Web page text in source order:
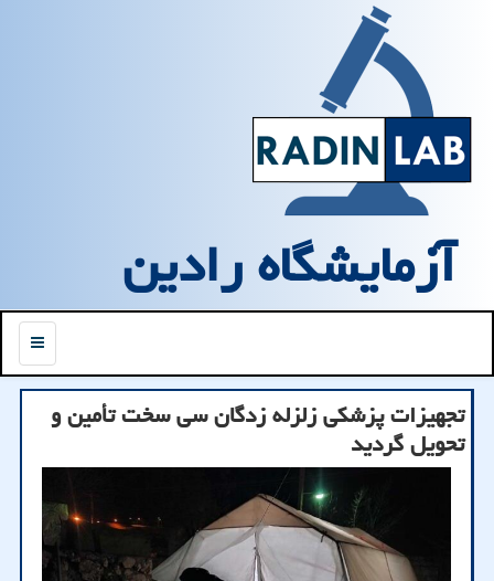
آزمایشگاه رادین
منو
تجهیزات پزشكی زلزله زدگان سی سخت تأمین و
تحویل گردید